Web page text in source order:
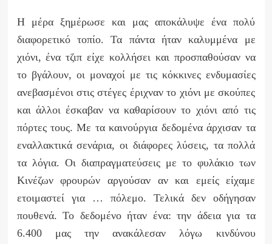
Η μέρα ξημέρωσε και μας αποκάλυψε ένα πολύ
διαφορετικό τοπίο. Τα πάντα ήταν καλυμμένα με
χιόνι, ένα τζιπ είχε κολλήσει και προσπαθούσαν να
το βγάλουν, οι μοναχοί με τις κόκκινες ενδυμασίες
ανεβασμένοι στις στέγες έριχναν το χιόνι με σκούπες
και άλλοι έσκαβαν να καθαρίσουν το χιόνι από τις
πόρτες τους. Με τα καινούργια δεδομένα άρχισαν τα
εναλλακτικά σενάρια, οι διάφορες λύσεις, τα πολλά
τα λόγια. Οι διαπραγματεύσεις με το φυλάκιο των
Κινέζων φρουρών αργούσαν αν και εμείς είχαμε
ετοιμαστεί για … πόλεμο. Τελικά δεν οδήγησαν
πουθενά. Το δεδομένο ήταν ένα: την άδεια για τα
6.400 μας την ανακάλεσαν λόγω κινδύνου